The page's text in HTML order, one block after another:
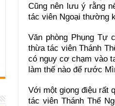
Cũng nên lưu ý rằng
tác viên Ngoại thường
Văn phòng Phụng Tự
thừa tác viên Thánh
có nguy cơ chạm vào
làm thế nào để rước
Với một giọng điệu rất
tác viên Thánh Thể